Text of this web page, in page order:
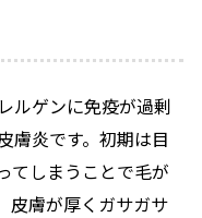
ルゲンに免疫が過剰
膚炎です。初期は目
てしまうことで毛が
皮膚が厚くガサガサ